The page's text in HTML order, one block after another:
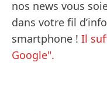
nos news vous
dans votre fil
smartphone ! Il
Google".